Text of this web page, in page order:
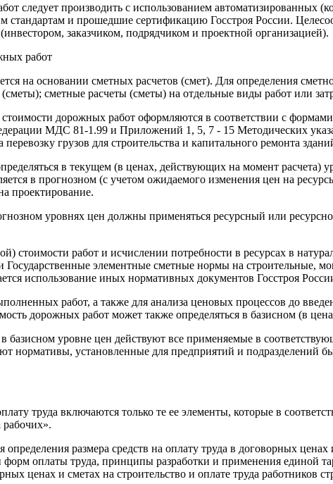
следует производить с использованием
и прошедшие сертификацию Госстроя России.
заказчиком, подрядчиком и проектной организацией).
работ
на основании сметных расчетов (смет). Для определения
сметные расчеты (сметы) на отдельные виды работ или
стоимости дорожных работ оформляются в соответствии с
МДС 81-1.99 и Приложений 1, 5, 7 - 15 Методических
грузов для строительства и капитального ремонта
в текущем (в ценах, действующих на момент
в прогнозном (с учетом ожидаемого изменения цен на
проектирование.
уровнях цен должны применяться ресурсный или
стоимости работ и исчислении потребности в ресурсах в
Государственные элементные сметные нормы на
использование иных нормативных документов Госстроя
работ, а также для анализа ценовых процессов до
дорожных работ может также определяться в базисном (в
базисном уровне цен действуют все применяемые в
нормативы, установленные для предприятий и
труда включаются только те ее элементы, которые в
рабочих».
определения размера средств на оплату труда в договорных
форм оплаты труда, принципы разработки и применения
ценах и сметах на строительство и оплате труда